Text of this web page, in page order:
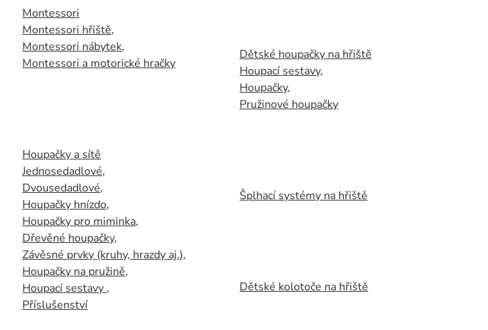
Montessori
Montessori hřiště,
Montessori nábytek,
Montessori a motorické hračky
Houpačky a sítě
Jednosedadlové,
Dvousedadlové,
Houpačky hnízdo,
Houpačky pro miminka,
Dřevěné houpačky,
Závěsné prvky (kruhy, hrazdy aj.),
Houpačky na pružině,
Houpací sestavy ,
Příslušenství
Dětské houpačky na hřiště
Houpací sestavy,
Houpačky,
Pružinové houpačky
Šplhací systémy na hřiště
Dětské kolotoče na hřiště